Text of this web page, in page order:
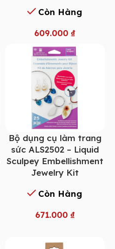
Còn Hàng
609.000₫
Bộ dụng cụ làm trang
sức ALS2502 – Liquid
Sculpey Embellishment
Jewelry Kit
Còn Hàng
671.000 ₫